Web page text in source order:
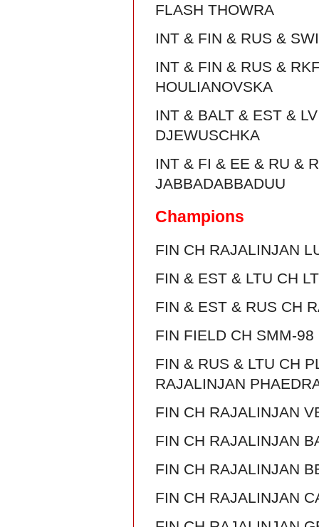
FLASH THOWRA
INT & FIN & RUS &
INT & FIN & RUS &
HOULIANOVSKA
INT & BALT & EST &
DJEWUSCHKA
INT & FI & EE & RU &
JABBADABBADUU
Champions
FIN CH RAJALINJAN
FIN & EST & LTU CH
FIN & EST & RUS CH
FIN FIELD CH SMM-
FIN & RUS & LTU CH
RAJALINJAN
FIN CH RAJALINJAN
FIN CH RAJALINJAN
FIN CH RAJALINJAN
FIN CH RAJALINJAN